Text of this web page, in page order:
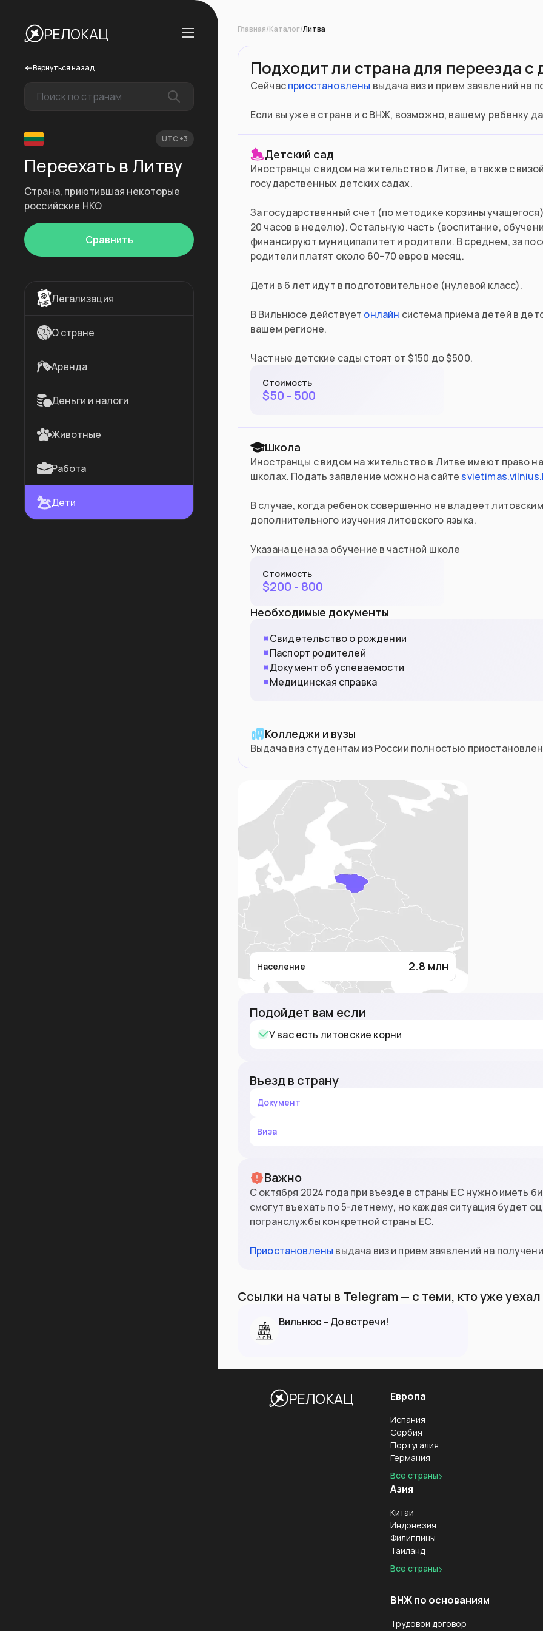
РЕЛОКАЦ
Вернуться назад
UTC +3
Переехать в Литву
Страна, приютившая некоторые
российские НКО
Сравнить
Легализация
О стране
Аренда
Деньги и налоги
Животные
Работа
Дети
Главная/Каталог/Литва
Подходит ли страна для переезда с
Сейчасприостановлены выдача виз и прием заявлений на
Если вы уже в стране и с ВНЖ, возможно, вашему ребенку
Детский сад
Иностранцы с видом на жительство в Литве, а также с
государственных детских садах.
За государственный счет (по методике корзины
20 часов в неделю). Остальную часть (воспитание,
финансируют муниципалитет и родители. В среднем, за
родители платят около 60–70 евро в месяц.
Дети в 6 лет идут в подготовительнoe (нулевой класс).
В Вильнюсе действует онлайн система приема детей в
вашем регионе.
Частные детские сады стоят от $150 до $500.
Стоимость
$50 - 500
Школа
Иностранцы с видом на жительство в Литве имеют право
школах. Подать заявление можно на сайте
В случае, когда ребенок совершенно не владеет
дополнительного изучения литовского языка.
Указана цена за обучение в частной школе
Стоимость
$200 - 800
Необходимые документы
Свидетельство о рождении
Паспорт родителей
Документ об успеваемости
Медицинская справка
Колледжи и вузы
Выдача виз студентам из России полностью
Население 2.8 млн
Подойдет вам если
У вас есть литовские корни
Въезд в страну
Документ
Виза
Важно
С октября 2024 года при въезде в страны ЕС нужно иметь
смогут въехать по 5-летнему, но каждая ситуация будет
погранслужбы конкретной страны ЕС.
Приостановлены выдача виз и прием заявлений на
Ссылки на чаты в Telegram — с теми, кто уже
Вильнюс – До встречи!
РЕЛОКАЦ Европа
Испания
Сербия
Португалия
Германия
Все страны
Азия
Китай
Индонезия
Филиппины
Таиланд
Все страны
ВНЖ по основаниям
Трудовой договор